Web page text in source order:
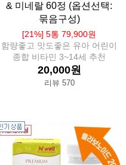
& 미네랄 60정 (옵션선택:
묶음구성)
[21%] 5통 79,900원
함량좋고 맛도좋은 유아 어린이
종합 비타민 3~14세 추천
20,000원
리뷰 570